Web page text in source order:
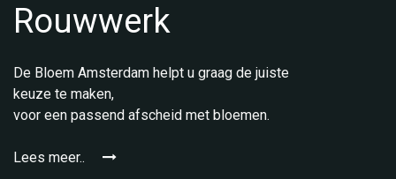
Rouwwerk
De Bloem Amsterdam helpt u graag de juiste
keuze te maken,
voor een passend afscheid met bloemen.
Lees meer..